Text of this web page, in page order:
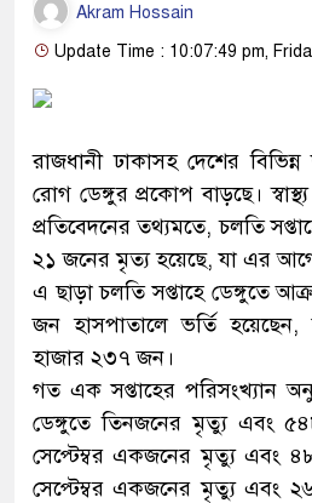
Akram Hossain
Update Time : 10:07:49 pm,
রাজধানী ঢাকাসহ দেশের
রোগ ডেঙ্গুর প্রকোপ বাড়ছে।
প্রতিবেদনের তথ্যমতে, চলতি
২১ জনের মৃত্য হয়েছে, যা এর
এ ছাড়া চলতি সপ্তাহে ডেঙ্গুতে
জন হাসপাতালে ভর্তি
হাজার ২৩৭ জন।
গত এক সপ্তাহের পরিসংখ্যান
ডেঙ্গুতে তিনজনের মৃত্যু এবং
সেপ্টেম্বর একজনের মৃত্যু এবং
সেপ্টেম্বর একজনের মৃত্যু এবং